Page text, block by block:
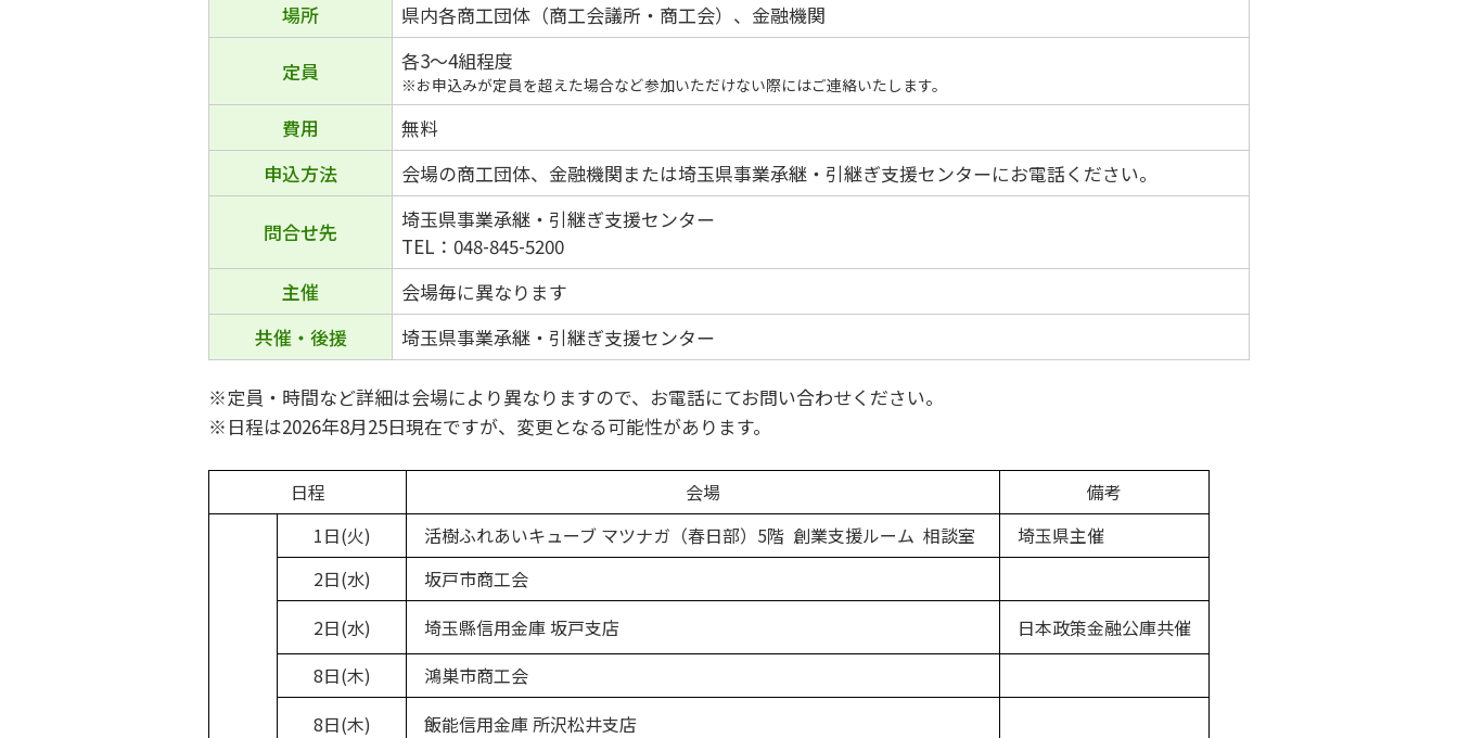
場所
県内各商工団体（商工会議所・商工会）、金融機関
定員 各3～4組程度
※お申込みが定員を超えた場合など参加いただけない際にはご連絡いたします。
費用
無料
申込方法
会場の商工団体、金融機関または埼玉県事業承継・引継ぎ支援センターにお電話ください。
問合せ先
埼玉県事業承継・引継ぎ支援センター
TEL：048-845-5200
主催
会場毎に異なります
共催・後援
埼玉県事業承継・引継ぎ支援センター
※定員・時間など詳細は会場により異なりますので、お電話にてお問い合わせください。
※日程は2026年8月25日現在ですが、変更となる可能性があります。
日程 会場 備考
1日(火) 活樹ふれあいキューブ マツナガ（春日部）5階 創業支援ルーム 相談室
埼玉県主催
2日(水)
坂戸市商工会
2日(水)
埼玉縣信用金庫 坂戸支店
日本政策金融公庫共催
8日(木)
鴻巣市商工会
8日(木)
飯能信用金庫 所沢松井支店